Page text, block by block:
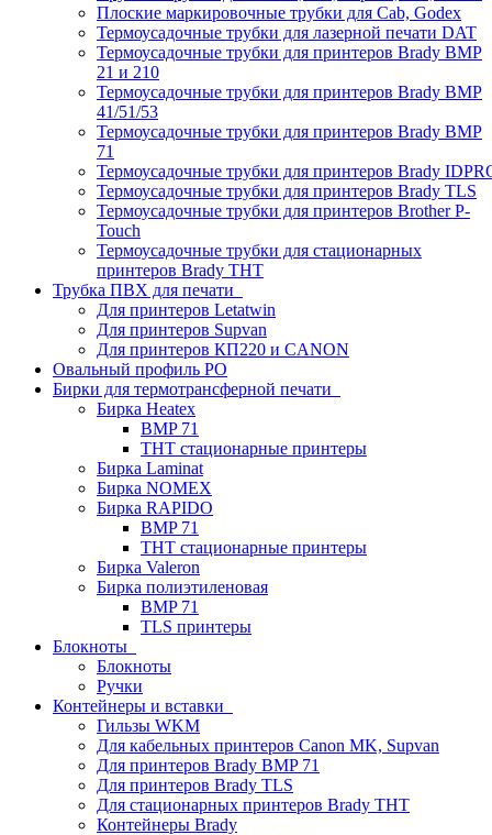
Плоские маркировочные трубки для Cab, Godex
Термоусадочные трубки для лазерной печати DAT
Термоусадочные трубки для принтеров Brady BMP
21 и 210
Термоусадочные трубки для принтеров Brady BMP
41/51/53
Термоусадочные трубки для принтеров Brady BMP
71
Термоусадочные трубки для принтеров Brady
Термоусадочные трубки для принтеров Brady TLS
Термоусадочные трубки для принтеров Brother P-
Touch
Термоусадочные трубки для стационарных
принтеров Brady THT
Трубка ПВХ для печати
Для принтеров Letatwin
Для принтеров Supvan
Для принтеров КП220 и CANON
Овальный профиль PO
Бирки для термотрансферной печати
Бирка Heatex
BMP 71
THT стационарные принтеры
Бирка Laminat
Бирка NOMEX
Бирка RAPIDO
BMP 71
THT стационарные принтеры
Бирка Valeron
Бирка полиэтиленовая
BMP 71
TLS принтеры
Блокноты
Блокноты
Ручки
Контейнеры и вставки
Гильзы WKM
Для кабельных принтеров Canon MK, Supvan
Для принтеров Brady BMP 71
Для принтеров Brady TLS
Для стационарных принтеров Brady THT
Контейнеры Brady